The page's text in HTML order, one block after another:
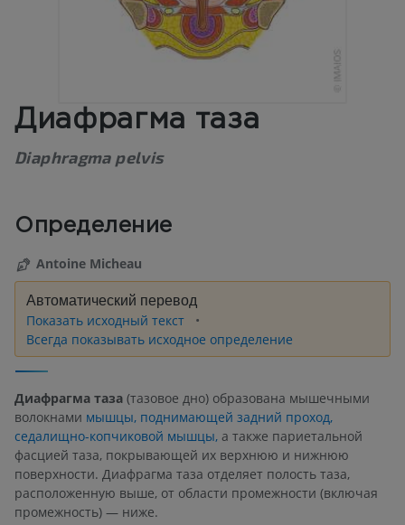
Диафрагма таза
Diaphragma pelvis
Определение
Antoine Micheau
Автоматический перевод
Показать исходный текст
Всегда показывать исходное определение
Диафрагма таза (тазовое дно) образована мышечными
волокнами мышцы, поднимающей задний проход,
седалищно-копчиковой мышцы, а также париетальной
фасцией таза, покрывающей их верхнюю и нижнюю
поверхности. Диафрагма таза отделяет полость таза,
расположенную выше, от области промежности (включая
промежность) — ниже.